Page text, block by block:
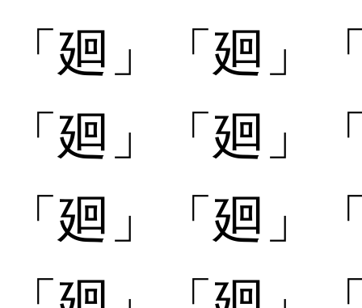
「廻󠄁」 「廻󠄁」
「廻󠄂」 「廻󠄂」
「廻󠄃」 「廻󠄃」